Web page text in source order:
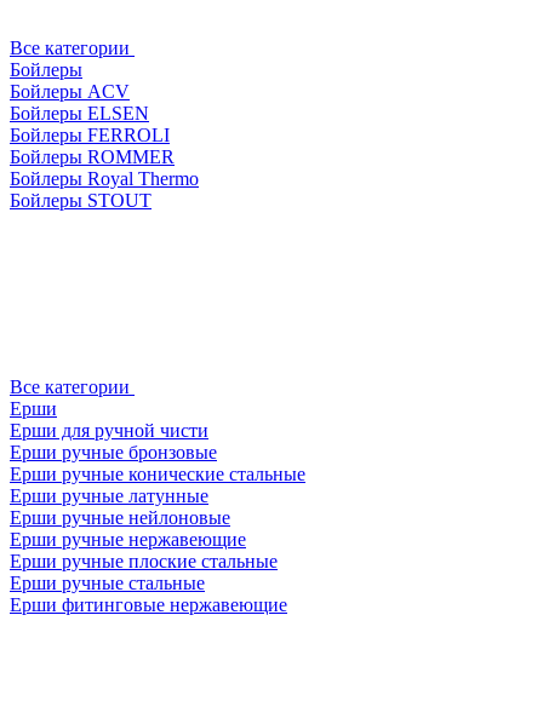
Все категории
Бойлеры
Бойлеры ACV
Бойлеры ELSEN
Бойлеры FERROLI
Бойлеры ROMMER
Бойлеры Royal Thermo
Бойлеры STOUT
Все категории
Ерши
Ерши для ручной чисти
Ерши ручные бронзовые
Ерши ручные конические стальные
Ерши ручные латунные
Ерши ручные нейлоновые
Ерши ручные нержавеющие
Ерши ручные плоские стальные
Ерши ручные стальные
Ерши фитинговые нержавеющие